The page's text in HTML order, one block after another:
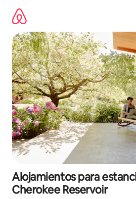
contenido
Alojamientos para
Cherokee Reservoir